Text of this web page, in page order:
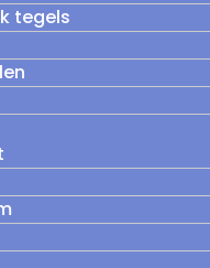
tegels